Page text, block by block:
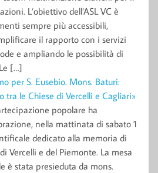
L’obiettivo dell’ASL VC è
sempre più accessibili,
il rapporto con i servizi
e ampliando le possibilità di
[…]
per S. Eusebio. Mons. Baturi:
tra le Chiese di Vercelli e Cagliari»
popolare ha
nella mattinata di sabato 1
dedicato alla memoria di
Vercelli e del Piemonte. La mesa
è stata presieduta da mons.